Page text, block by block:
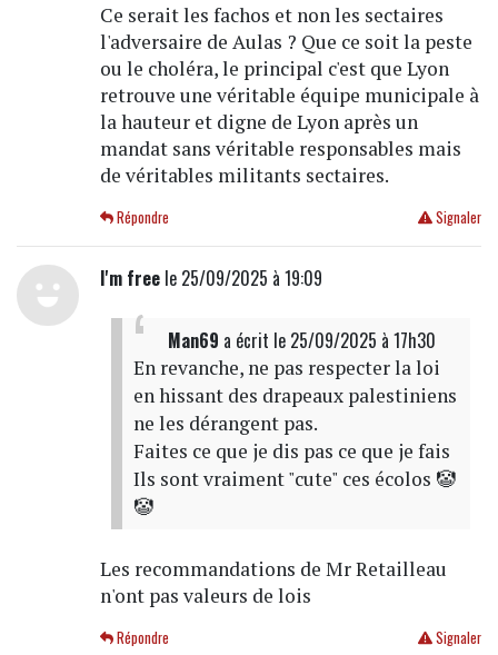
Ce serait les fachos et non les sectaires
l'adversaire de Aulas ? Que ce soit la peste
ou le choléra, le principal c'est que Lyon
retrouve une véritable équipe municipale à
la hauteur et digne de Lyon après un
mandat sans véritable responsables mais
de véritables militants sectaires.
Signaler
Répondre
I'm freele 25/09/2025 à 19:09
Man69 a écrit le 25/09/2025 à 17h30
En revanche, ne pas respecter la loi
en hissant des drapeaux palestiniens
ne les dérangent pas.
Faites ce que je dis pas ce que je fais
Ils sont vraiment "cute" ces écolos 🤡
🤡
Les recommandations de Mr Retailleau
n'ont pas valeurs de lois
Signaler
Répondre